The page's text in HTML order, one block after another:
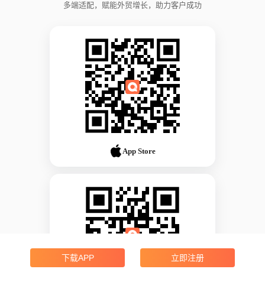
多端适配，赋能外贸增长，助力客户成功
App Store
下载APP 立即注册